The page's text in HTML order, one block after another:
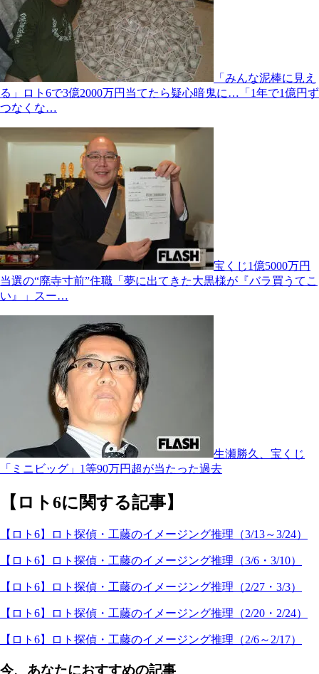
「みんな泥棒に見え
る」ロト6で3億2000万円当てたら疑心暗鬼に…「1年で1億円ず
つなくな…
宝くじ1億5000万円
当選の“廃寺寸前”住職「夢に出てきた大黒様が『バラ買うてこ
い』」スー…
生瀬勝久、宝くじ
「ミニビッグ」1等90万円超が当たった過去
【ロト6に関する記事】
【ロト6】ロト探偵・工藤のイメージング推理（3/13～3/24）
【ロト6】ロト探偵・工藤のイメージング推理（3/6・3/10）
【ロト6】ロト探偵・工藤のイメージング推理（2/27・3/3）
【ロト6】ロト探偵・工藤のイメージング推理（2/20・2/24）
【ロト6】ロト探偵・工藤のイメージング推理（2/6～2/17）
今、あなたにおすすめの記事